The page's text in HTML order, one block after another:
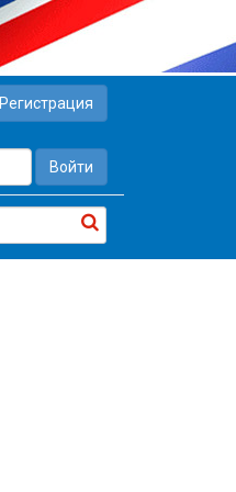
Регистрация
Войти